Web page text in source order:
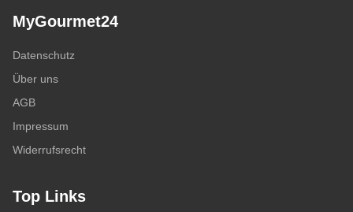
MyGourmet24
Datenschutz
Über uns
AGB
Impressum
Widerrufsrecht
Top Links